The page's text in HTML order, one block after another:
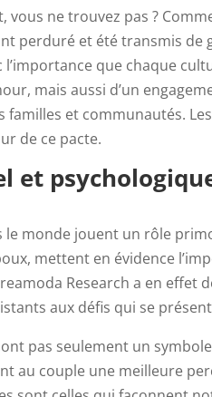
vous ne trouvez pas ?
perduré et été transmis de
que chaque
mais aussi d’un
familles et communautés.
de ce pacte.
et
le monde jouent un rôle
mettent en évidence
Research a en effet
aux défis qui se
pas seulement un
au couple une meilleure